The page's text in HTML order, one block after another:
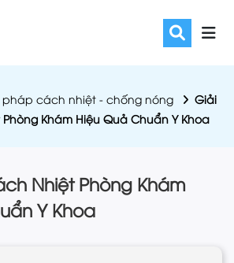
pháp cách nhiệt - chống nóng
Giải
Khám Hiệu Quả Chuẩn Y Khoa
Nhiệt Phòng Khám
Y Khoa